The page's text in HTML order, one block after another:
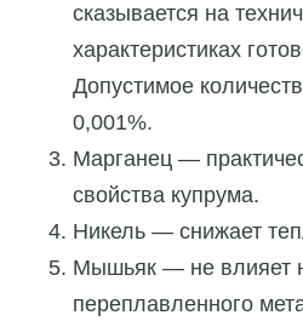
сказывается на
характеристиках
Допустимое
0,001%.
Марганец —
свойства купрума.
Никель — снижает
Мышьяк — не влияет
переплавленного